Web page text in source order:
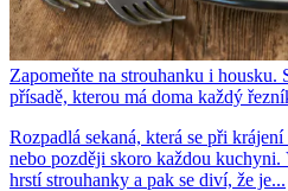
Zapomeňte na strouhanku i housku.
přísadě, kterou má doma každý
Rozpadlá sekaná, která se při
nebo později skoro každou
hrstí strouhanky a pak se diví, že je...